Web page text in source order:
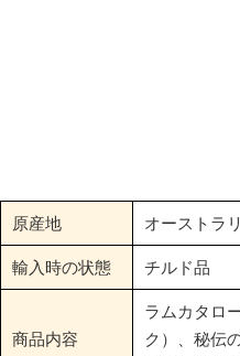
原産地 オーストラ
輸入時の状態 チルド品
商品内容
ラムカタロ
ク）、秘伝